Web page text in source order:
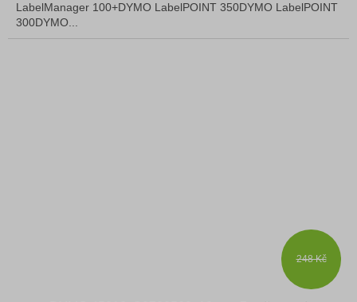
LabelManager 100+DYMO LabelPOINT 350DYMO LabelPOINT
300DYMO...
248 Kč